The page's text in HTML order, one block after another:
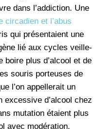
dans l’addiction. Une
circadien et l’abus
qui présentaient une
lié aux cycles veille-
plus d’alcool et de
souris porteuses de
l’on appellerait un
excessive d’alcool chez
mutation étaient plus
avec modération.